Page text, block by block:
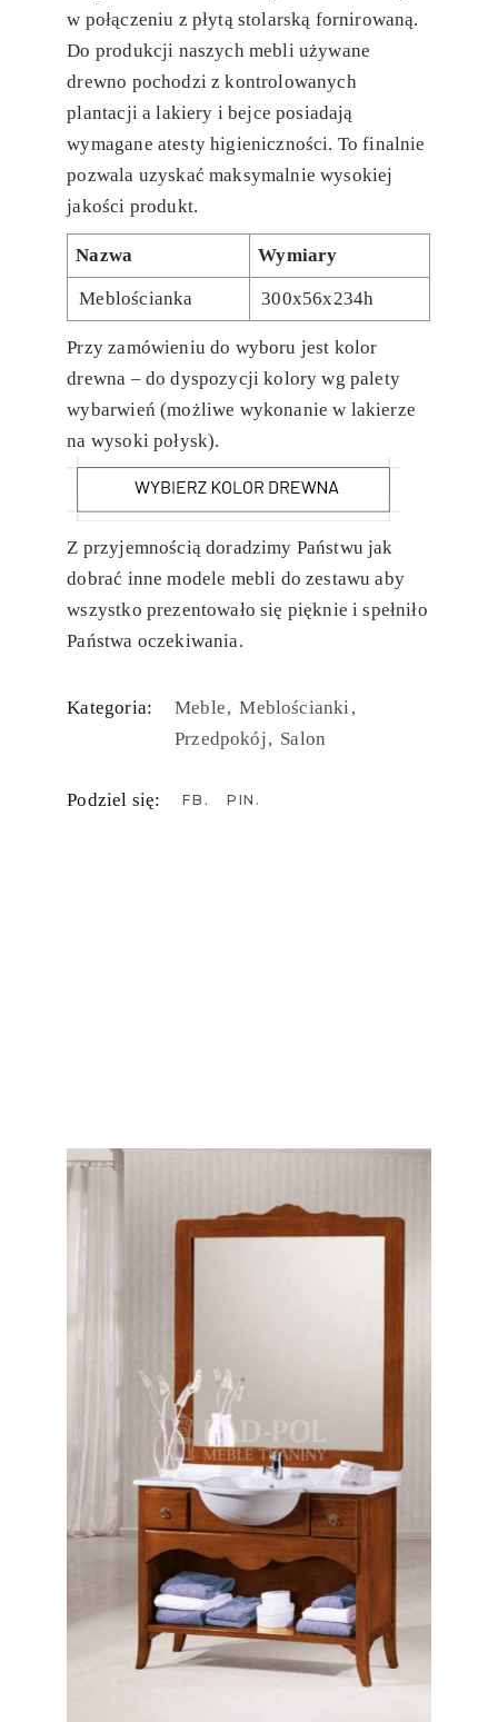
w połączeniu z płytą stolarską fornirowaną.
Do produkcji naszych mebli używane
drewno pochodzi z kontrolowanych
plantacji a lakiery i bejce posiadają
wymagane atesty higieniczności. To finalnie
pozwala uzyskać maksymalnie wysokiej
jakości produkt.
Nazwa Wymiary
Meblościanka 300x56x234h
Przy zamówieniu do wyboru jest kolor
drewna – do dyspozycji kolory wg palety
wybarwień (możliwe wykonanie w lakierze
na wysoki połysk).
Z przyjemnością doradzimy Państwu jak
dobrać inne modele mebli do zestawu aby
wszystko prezentowało się pięknie i spełniło
Państwa oczekiwania.
Kategoria: Meble Meblościanki
Przedpokój Salon
Podziel się: FB PIN